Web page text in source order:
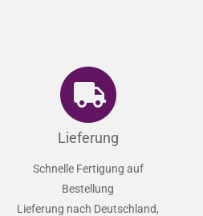
Lieferung
Schnelle Fertigung auf
Bestellung
Lieferung nach Deutschland,